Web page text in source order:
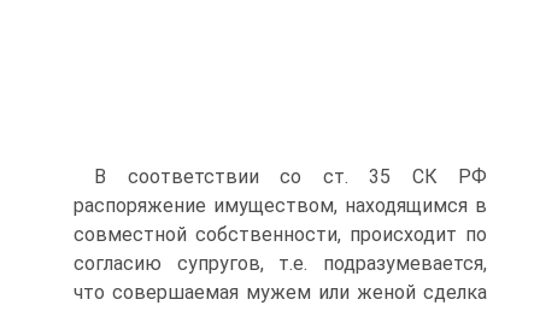
В соответствии со ст. 35 СК РФ
распоряжение имуществом, находящимся в
совместной собственности, происходит по
согласию супругов, т.е. подразумевается,
что совершаемая мужем или женой сделка